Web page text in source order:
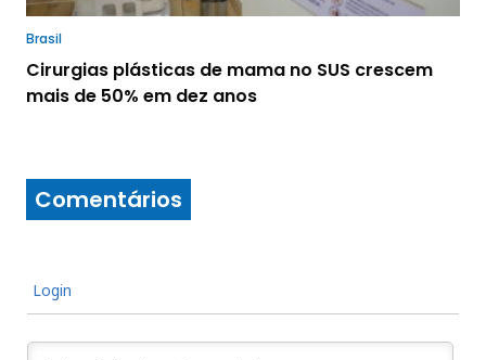
Brasil
Cirurgias plásticas de mama no SUS crescem
mais de 50% em dez anos
Comentários
Login